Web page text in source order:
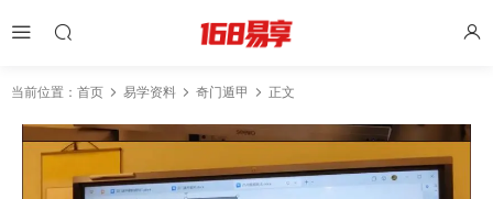
当前位置： 首页 易学资料 奇门遁甲 正文